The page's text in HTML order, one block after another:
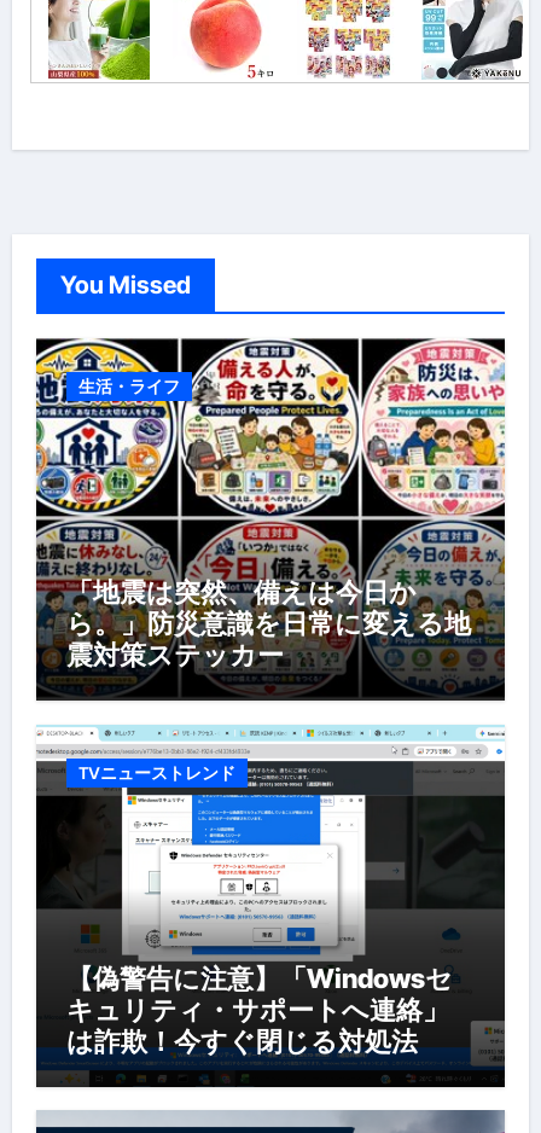
You Missed
生活・ライフ
「地震は突然、備えは今日か
ら。」防災意識を日常に変える地
震対策ステッカー
TVニューストレンド
【偽警告に注意】「Windowsセ
キュリティ・サポートへ連絡」
は詐欺！今すぐ閉じる対処法